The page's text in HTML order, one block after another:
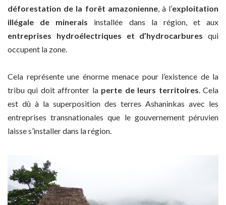
déforestation de la forêt amazonienne, à l’exploitation
illégale de minerais installée dans la région, et aux
entreprises hydroélectriques et d’hydrocarbures qui
occupent la zone.
Cela représente une énorme menace pour l’existence de la
tribu qui doit affronter la perte de leurs territoires. Cela
est dû à la superposition des terres Ashaninkas avec les
entreprises transnationales que le gouvernement péruvien
laisse s’installer dans la région.